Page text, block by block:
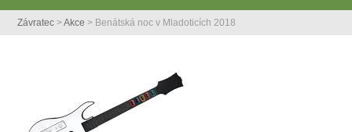
Závratec >Akce > Benátská noc v Mladoticích 2018